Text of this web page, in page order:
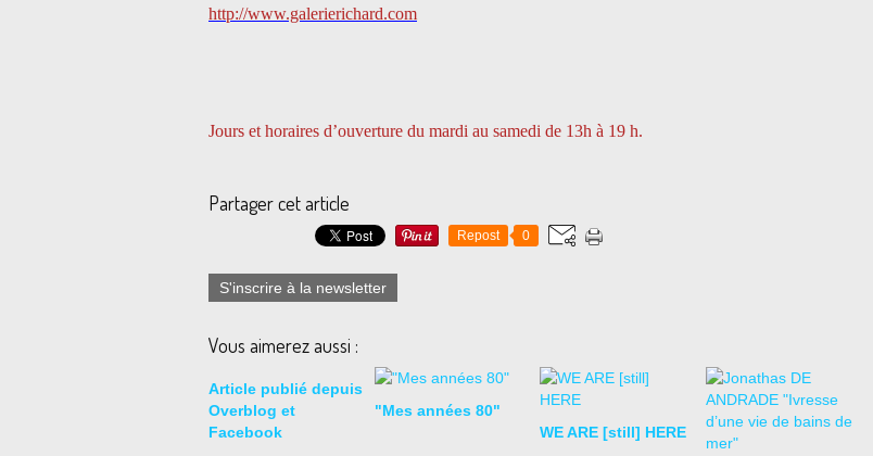
http://www.galerierichard.com
Jours et horaires d’ouverture du mardi au samedi de 13h à 19 h.
Partager cet article
Repost 0
S'inscrire à la newsletter
Vous aimerez aussi :
Article publié depuis
Overblog et
Facebook
"Mes années 80"
WE ARE [still] HERE